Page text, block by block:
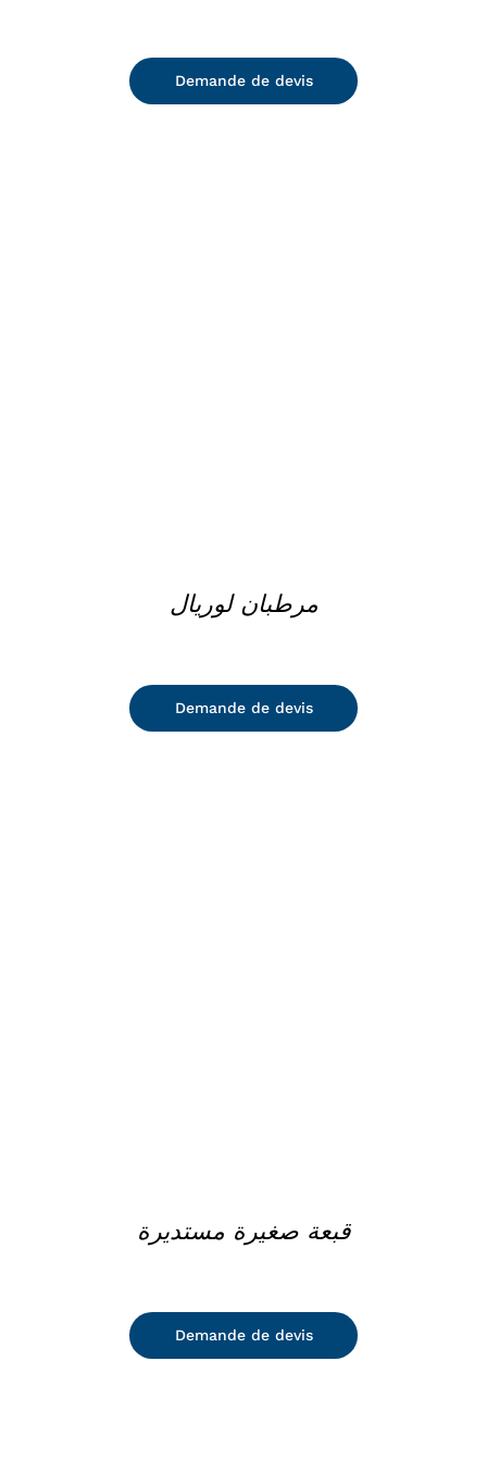
Demande de devis
مرطبان لوريال
Demande de devis
قبعة صغيرة مستديرة
Demande de devis